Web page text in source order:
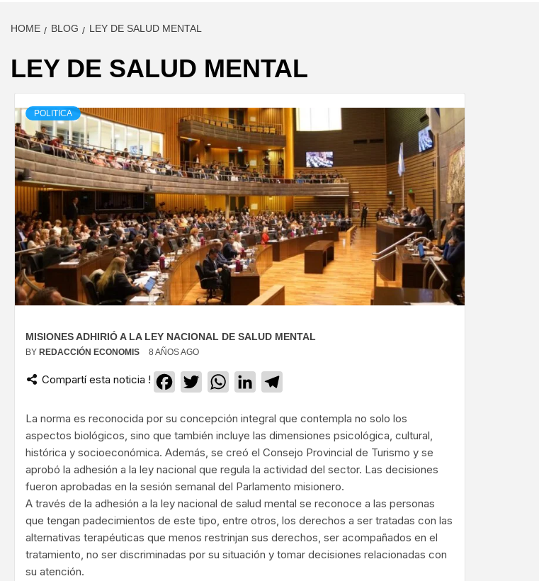
HOME BLOG LEY DE SALUD MENTAL
LEY DE SALUD MENTAL
POLITICA
MISIONES ADHIRIÓ A LA LEY NACIONAL DE SALUD MENTAL
BY REDACCIÓN ECONOMIS 8 AÑOS AGO
Compartí esta noticia ! Facebook
TwitterWhatsApp
LinkedIn
La norma es reconocida por su concepción integral que contempla no solo los
aspectos biológicos, sino que también incluye las dimensiones psicológica, cultural,
histórica y socioeconómica. Además, se creó el Consejo Provincial de Turismo y se
aprobó la adhesión a la ley nacional que regula la actividad del sector. Las decisiones
fueron aprobadas en la sesión semanal del Parlamento misionero.
A través de la adhesión a la ley nacional de salud mental se reconoce a las personas
que tengan padecimientos de este tipo, entre otros, los derechos a ser tratadas con las
alternativas terapéuticas que menos restrinjan sus derechos, ser acompañados en el
tratamiento, no ser discriminadas por su situación y tomar decisiones relacionadas con
su atención.